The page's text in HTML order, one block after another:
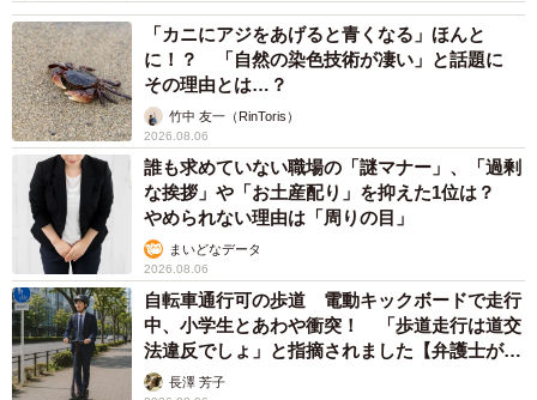
「むにぃぃぃぃってするむぎちゃん大好きなんだけど、こ
れはちょっと可愛い世界すぎて…！泣きそう」
「むぎちゃん、“拒否柴”しなかったのね。偉い偉い！」
「上手にできてるね♡むぎちゃんも、人を見てるのかなぁ
～」
Instagram（ ＠shiba_mugista ）では、愛情をたっぷり受
けて育つ双子ちゃんとむぎちゃんの、微笑ましく仲睦まじ
い日常を見ることができます。
「カニにアジをあげると青くなる」ほんと
に！？ 「自然の染色技術が凄い」と話題に
その理由とは…？
竹中 友一（RinToris）
2026.08.06
誰も求めていない職場の「謎マナー」、「過剰
な挨拶」や「お土産配り」を抑えた1位は？
やめられない理由は「周りの目」
まいどなデータ
2026.08.06
自転車通行可の歩道 電動キックボードで走行
中、小学生とあわや衝突！ 「歩道走行は道交
法違反でしょ」と指摘されました【弁護士が解
説】長澤 芳子